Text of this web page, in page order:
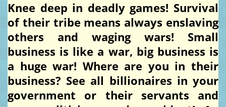
Knee deep in deadly games! Survival
of their tribe means always enslaving
others and waging wars! Small
business is like a war, big business is
a huge war! Where are you in their
business? See all billionaires in your
government or their servants and